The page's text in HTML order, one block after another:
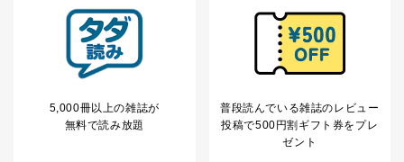
5,000冊以上の雑誌が
無料で読み放題
普段読んでいる雑誌のレビュー
投稿で500円割ギフト券をプレ
ゼント